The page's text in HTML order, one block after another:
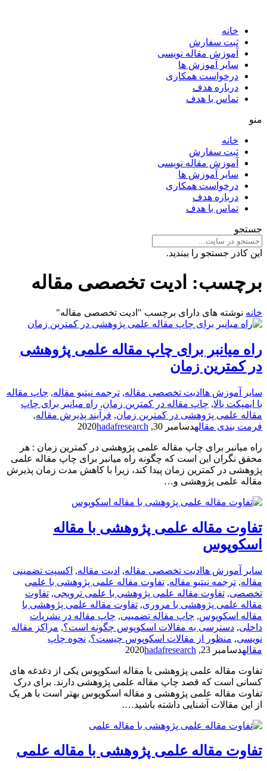
خانه
ثبت سفارش
آموزش مقاله نویسی
سایر آموزش ها
درخواست همکاری
درباره هدف
تماس با هدف
منو
خانه
ثبت سفارش
آموزش مقاله نویسی
سایر آموزش ها
درخواست همکاری
درباره هدف
تماس با هدف
جستجو
این کادر جستجو را ببندید.
برچسب: ادیت تخصصی مقاله
خانه نوشته های دارای برچسب "ادیت تخصصی مقاله"
راه میانبر برای چاپ مقاله علمی پژوهشی
در کمترین زمان
سایر آموزش ها ادیت تخصصی مقاله, ترجمه نیتیو مقاله, چاپ مقاله
با ایمپکت بالا, چاپ مقاله در کمترین زمان, راه میانبر برای چاپ
مقاله علمی پژوهشی در کمترین زمان, فرآیند پذیرش مقاله,
فرمت­ بندی مقالهدسامبر 30, 2020 hadafresearch
راه میانبر برای چاپ مقاله علمی پژوهشی در کمترین زمان : هر
محقق نگران این است که چگونه راه میانبر برای چاپ مقاله علمی
پژوهشی در کمترین زمان پیدا کند، زیرا با کاهش مدت زمان پذیرش
مقاله علمی پژوهشی و…
تفاوت مقاله علمی پژوهشی با مقاله
اسکوپوس
سایر آموزش ها ادیت تخصصی مقاله, ادیت مقاله, اکسپت تضمینی
مقاله, ترجمه نیتیو مقاله, تفاوت مقاله علمی پژوهشی با علمی
تخصصی, تفاوت مقاله علمی پژوهشی با علمی ترویجی, تفاوت
مقاله علمی پژوهشی با مروری, تفاوت مقاله علمی پژوهشی با
مقاله اسکوپوس, چاپ مقاله تضمینی, چاپ مقاله در نشریات
داخلی, دسترسی به مقالات اسکوپوس چگونه است؟, مراکز مقاله
نویسی, منظور از مقالات اسکوپوس چیست؟, نحوه چاپ
مقالهدسامبر 23, 2020 hadafresearch
تفاوت مقاله علمی پژوهشی با مقاله اسکوپوس یکی از دغدغه های
کسانی است که قصد چاپ مقاله علمی پژوهشی دارند. برای درک
تفاوت مقاله علمی پژوهشی و مقاله اسکوپوس بهتر است با هر یک
از این مقالات آشنایی داشته باشید….
تفاوت مقاله علمی پژوهشی با مقاله علمی